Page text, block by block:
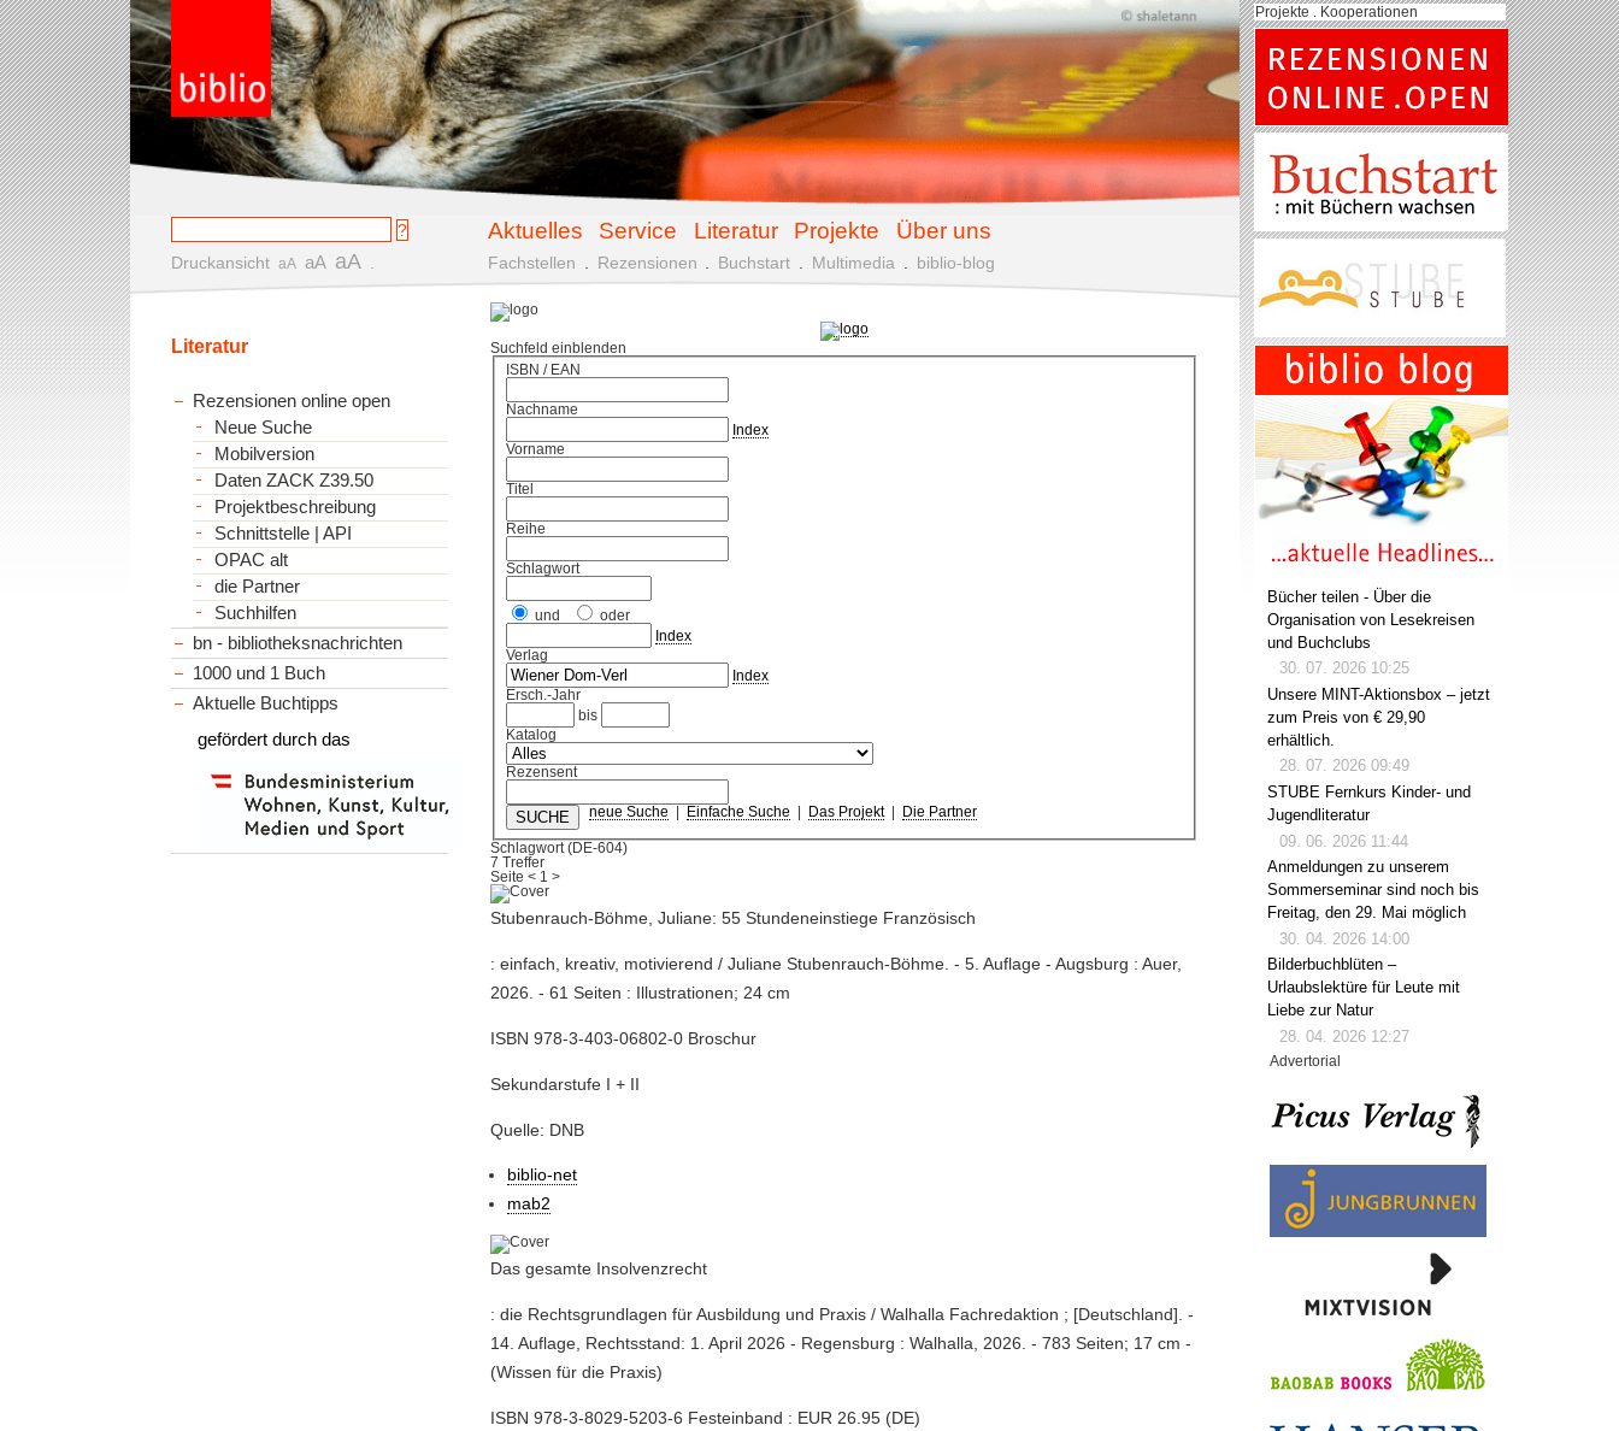
Aktuelles Service Literatur Projekte Über uns
Druckansicht aA aA aA Fachstellen Rezensionen Buchstart Multimedia biblio-blog
Suchfeld einblenden
ISBN / EAN
Nachname
Index
Vorname
Titel
Reihe
Schlagwort
und
oder
Index
Verlag
Index
Ersch.-Jahr
bis
Katalog
Rezensent
neue Suche Einfache Suche Das Projekt| Die Partner
Schlagwort (DE-604)
7 Treffer
Seite< 1 >
Stubenrauch-Böhme, Juliane: 55 Stundeneinstiege Französisch
: einfach, kreativ, motivierend / Juliane Stubenrauch-Böhme. - 5. Auflage - Augsburg : Auer,
2026. - 61 Seiten : Illustrationen; 24 cm
ISBN 978-3-403-06802-0 Broschur
Sekundarstufe I + II
Quelle: DNB
biblio-net
mab2
Das gesamte Insolvenzrecht
: die Rechtsgrundlagen für Ausbildung und Praxis / Walhalla Fachredaktion ; [Deutschland]. -
14. Auflage, Rechtsstand: 1. April 2026 - Regensburg : Walhalla, 2026. - 783 Seiten; 17 cm -
(Wissen für die Praxis)
ISBN 978-3-8029-5203-6 Festeinband : EUR 26.95 (DE)
Literatur
Rezensionen online open
Neue Suche
Mobilversion
Daten ZACK Z39.50
Projektbeschreibung
Schnittstelle | API
OPAC alt
die Partner
Suchhilfen
bn - bibliotheksnachrichten
1000 und 1 Buch
Aktuelle Buchtipps
gefördert durch das
Projekte . Kooperationen
Bücher teilen - Über die
Organisation von Lesekreisen
und Buchclubs
30. 07. 2026 10:25
Unsere MINT-Aktionsbox – jetzt
zum Preis von € 29,90
erhältlich.
28. 07. 2026 09:49
STUBE Fernkurs Kinder- und
Jugendliteratur
09. 06. 2026 11:44
Anmeldungen zu unserem
Sommerseminar sind noch bis
Freitag, den 29. Mai möglich
30. 04. 2026 14:00
Bilderbuchblüten –
Urlaubslektüre für Leute mit
Liebe zur Natur
28. 04. 2026 12:27
Advertorial